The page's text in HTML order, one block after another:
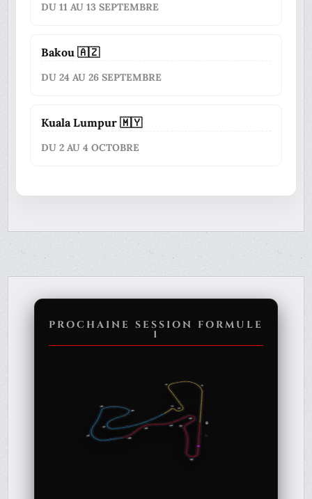
DU 11 AU 13 SEPTEMBRE
Bakou 🇦🇿
DU 24 AU 26 SEPTEMBRE
Kuala Lumpur 🇲🇾
DU 2 AU 4 OCTOBRE
PROCHAINE SESSION FORMULE
1